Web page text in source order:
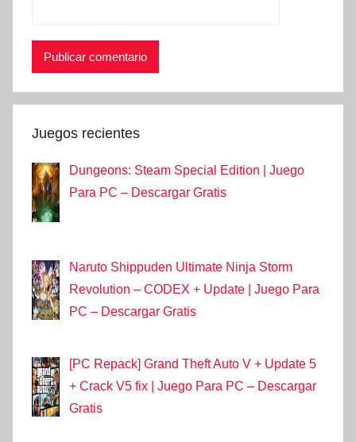
Juegos recientes
Dungeons: Steam Special Edition | Juego
Para PC – Descargar Gratis
Naruto Shippuden Ultimate Ninja Storm
Revolution – CODEX + Update | Juego Para
PC – Descargar Gratis
[PC Repack] Grand Theft Auto V + Update 5
+ Crack V5 fix | Juego Para PC – Descargar
Gratis